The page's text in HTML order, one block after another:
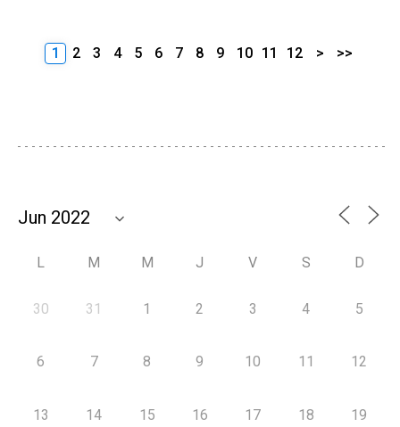
1 2 3 4 5 6 7 8 9 10 11 12 > >>
L M M J V S D
30 31 1 2 3 4 5
6 7 8 9 10 11 12
13 14 15 16 17 18 19